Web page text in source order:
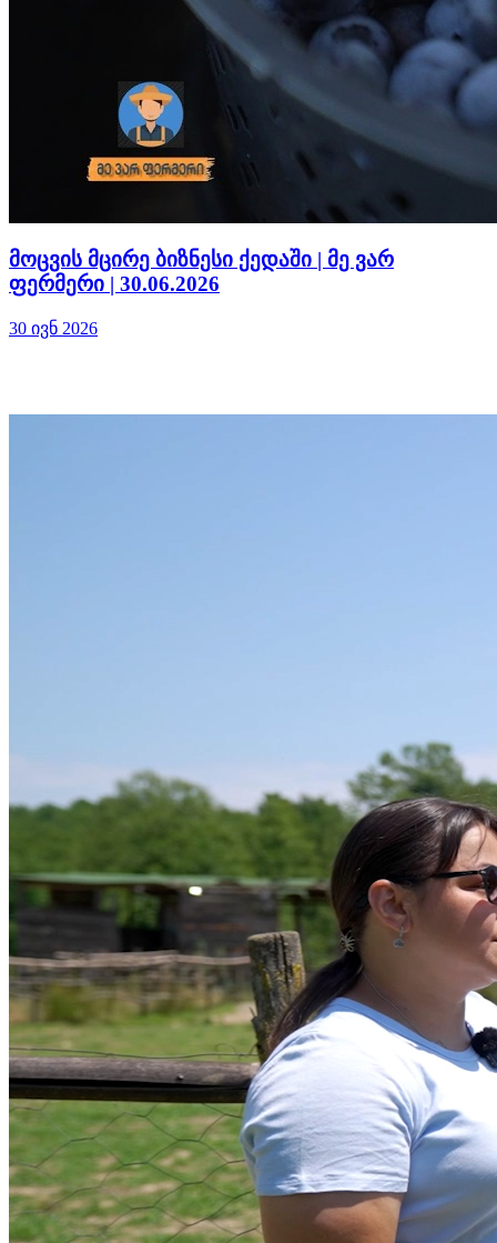
მოცვის მცირე ბიზნესი ქედაში | მე ვარ
ფერმერი | 30.06.2026
30 ივნ 2026